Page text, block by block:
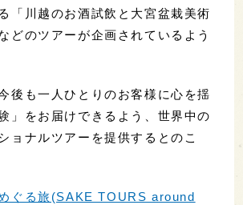
「川越のお酒試飲と大宮盆栽美術
どのツアーが企画されているよう
後も一人ひとりのお客様に心を揺
」をお届けできるよう、世界中の
ョナルツアーを提供するとのこ
めぐる旅(SAKE TOURS around